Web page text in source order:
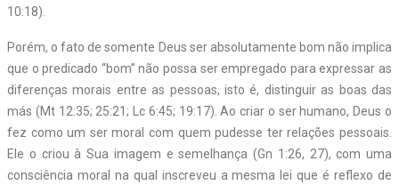
10:18).
Porém, o fato de somente Deus ser absolutamente bom não implica
que o predicado “bom” não possa ser empregado para expressar as
diferenças morais entre as pessoas, isto é, distinguir as boas das
más (Mt 12:35; 25:21; Lc 6:45; 19:17). Ao criar o ser humano, Deus o
fez como um ser moral com quem pudesse ter relações pessoais.
Ele o criou à Sua imagem e semelhança (Gn 1:26, 27), com uma
consciência moral na qual inscreveu a mesma lei que é reflexo de